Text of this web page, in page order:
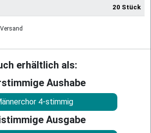
20 Stück
erhältlich als:
Aushabe
4-stimmig
Ausgabe